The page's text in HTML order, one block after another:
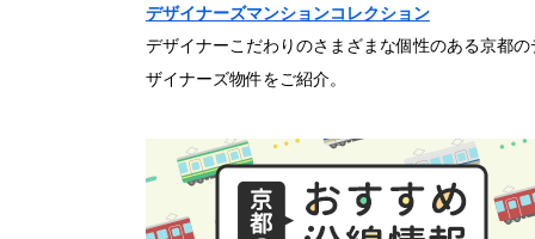
デザイナーズマンションコレクション
デザイナーこだわりのさまざまな個性のある京都の
ザイナーズ物件をご紹介。